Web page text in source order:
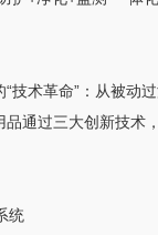
“技术革命”：从被动
品通过三大创新技术
统